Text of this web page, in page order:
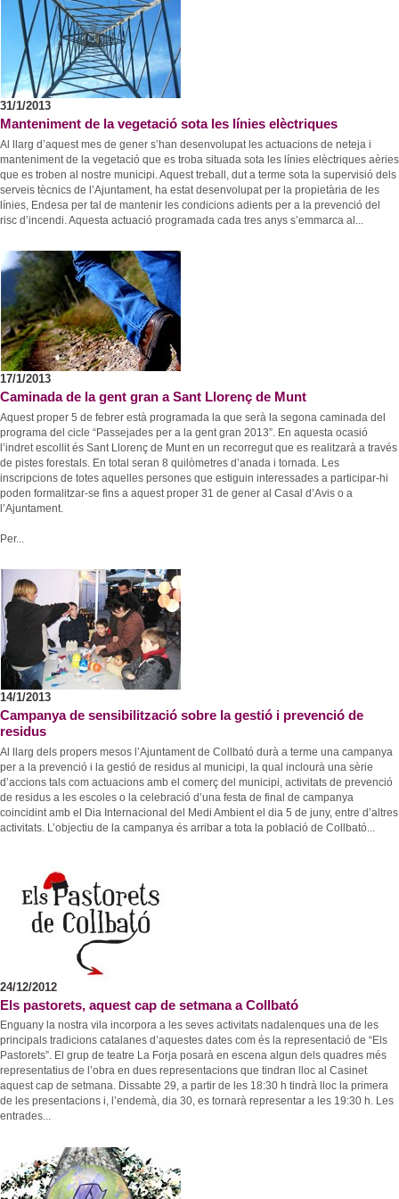
Reparcel·lació del Bosc del Misser
Modificació Puntual del Pla General d’Ordenació de la zona esportiva de Collbató
Urbanisme - Avantprojecte reforma i ampliació A2
Projecte d’ordenança d’edificació i ús del sòl de l’Ajuntament de Collbató
ORDENANÇA REGULADORA TERRASSES DE BAR I MOBILIARI
Avanç POUM 2012
Programa de Participació 2012
Consultori Mèdic Local
Equipaments
Centres educatius
Menjar, dormir i comprar
Empreses i comerços
Llocs d'interès
Subministraments
Emergències
El Porta a Porta a Collbató
-
Festes i tradicions
Rutes i camins
Mercats i Fires
Personatges il·lustres
Llocs d'interès
Horari de visites guiades
Preus
Condicions
Més informació
Localització
31/1/2013
Manteniment de la vegetació sota les línies elèctriques
Al llarg d’aquest mes de gener s’han desenvolupat les actuacions de neteja i
manteniment de la vegetació que es troba situada sota les línies elèctriques aèries
que es troben al nostre municipi. Aquest treball, dut a terme sota la supervisió dels
serveis tècnics de l’Ajuntament, ha estat desenvolupat per la propietària de les
línies, Endesa per tal de mantenir les condicions adients per a la prevenció del
risc d’incendi. Aquesta actuació programada cada tres anys s’emmarca al...
17/1/2013
Caminada de la gent gran a Sant Llorenç de Munt
Aquest proper 5 de febrer està programada la que serà la segona caminada del
programa del cicle “Passejades per a la gent gran 2013”. En aquesta ocasió
l’indret escollit és Sant Llorenç de Munt en un recorregut que es realitzarà a través
de pistes forestals. En total seran 8 quilòmetres d’anada i tornada. Les
inscripcions de totes aquelles persones que estiguin interessades a participar-hi
poden formalitzar-se fins a aquest proper 31 de gener al Casal d’Avis o a
l’Ajuntament.
Per...
14/1/2013
Campanya de sensibilització sobre la gestió i prevenció de
residus
Al llarg dels propers mesos l’Ajuntament de Collbató durà a terme una campanya
per a la prevenció i la gestió de residus al municipi, la qual inclourà una sèrie
d’accions tals com actuacions amb el comerç del municipi, activitats de prevenció
de residus a les escoles o la celebració d’una festa de final de campanya
coincidint amb el Dia Internacional del Medi Ambient el dia 5 de juny, entre d’altres
activitats. L’objectiu de la campanya és arribar a tota la població de Collbató...
24/12/2012
Els pastorets, aquest cap de setmana a Collbató
Enguany la nostra vila incorpora a les seves activitats nadalenques una de les
principals tradicions catalanes d’aquestes dates com és la representació de “Els
Pastorets”. El grup de teatre La Forja posarà en escena algun dels quadres més
representatius de l’obra en dues representacions que tindran lloc al Casinet
aquest cap de setmana. Dissabte 29, a partir de les 18:30 h tindrà lloc la primera
de les presentacions i, l’endemà, dia 30, es tornarà representar a les 19:30 h. Les
entrades...